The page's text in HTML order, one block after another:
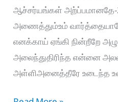
ஆச்சர்யங்கள் அற்ப்பமானதே-
அணைத்தும்உம்
எனக்காய் ஏங்கி நின்றீறே
அலைந்துதிரிந்த என்னை
அள்ளிஅனைத்தீரே உடைந்த